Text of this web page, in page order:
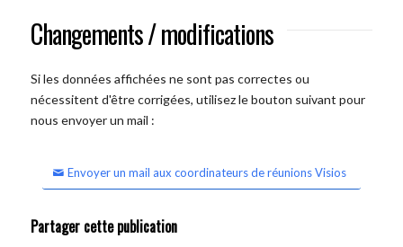
Changements / modifications
Si les données affichées ne sont pas correctes ou
nécessitent d'être corrigées, utilisez le bouton suivant pour
nous envoyer un mail :
Envoyer un mail aux coordinateurs de réunions Visios
Partager cette publication